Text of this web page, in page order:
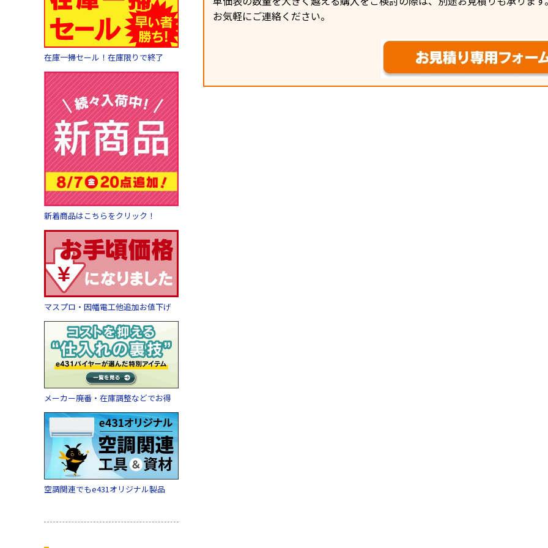
在庫一掃セール！在庫限りで終了
新着商品はこちらをクリック！
マスプロ・因幡電工他追加お値下げ
メーカー廃番・在庫調整などでお得
空調関連でもe431オリジナル製品
お気軽にご連絡ください。